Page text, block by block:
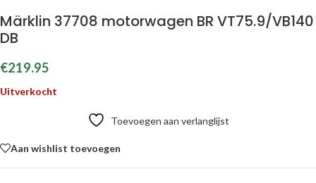
Märklin 37708 motorwagen BR VT75.9/VB140
DB
€219.95
Uitverkocht
Toevoegen aan verlanglijst
Aan wishlist toevoegen